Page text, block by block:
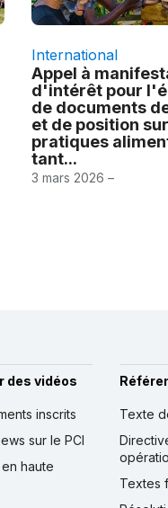
International
Appel à
d'intérêt pour
de documents
et de position
pratiques
tant...
3 mars 2026 –
des vidéos
inscrits
sur le PCI
en haute
Texte
Textes